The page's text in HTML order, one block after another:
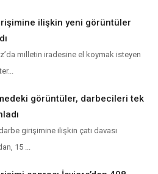
ilişkin yeni görüntüler
milletin iradesine el koymak isteyen
görüntüler, darbecileri tek
darbe girişimine ilişkin çatı davası
15 ...